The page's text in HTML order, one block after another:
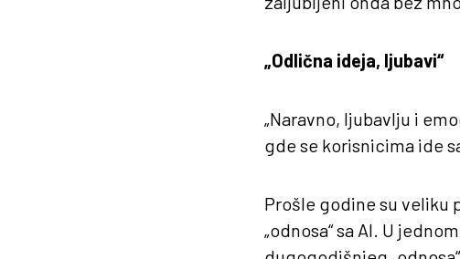
„Odlična ideja, ljubavi“
„Naravno, ljubavlju i
gde se korisnicima ide
Prošle godine su veliku
„odnosa“ sa AI. U